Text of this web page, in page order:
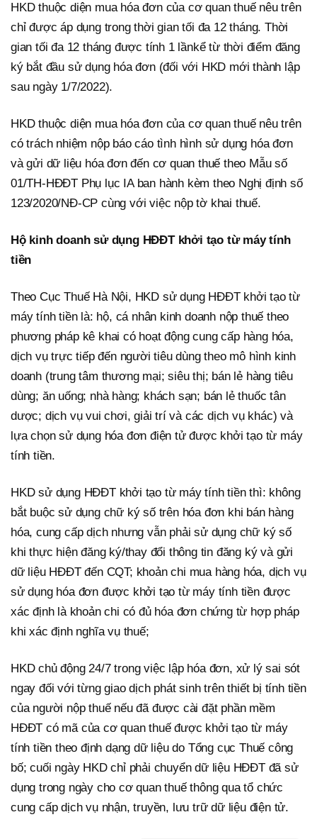
HKD thuộc diện mua hóa đơn của cơ quan thuế nêu trên
chỉ được áp dụng trong thời gian tối đa 12 tháng. Thời
gian tối đa 12 tháng được tính 1 lầnkể từ thời điểm đăng
ký bắt đầu sử dụng hóa đơn (đối với HKD mới thành lập
sau ngày 1/7/2022).
HKD thuộc diện mua hóa đơn của cơ quan thuế nêu trên
có trách nhiệm nộp báo cáo tình hình sử dụng hóa đơn
và gửi dữ liệu hóa đơn đến cơ quan thuế theo Mẫu số
01/TH-HĐĐT Phụ lục IA ban hành kèm theo Nghị định số
123/2020/NĐ-CP cùng với việc nộp tờ khai thuế.
Hộ kinh doanh sử dụng HĐĐT khởi tạo từ máy tính
tiền
Theo Cục Thuế Hà Nội, HKD sử dụng HĐĐT khởi tạo từ
máy tính tiền là: hộ, cá nhân kinh doanh nộp thuế theo
phương pháp kê khai có hoạt động cung cấp hàng hóa,
dịch vụ trực tiếp đến người tiêu dùng theo mô hình kinh
doanh (trung tâm thương mại; siêu thị; bán lẻ hàng tiêu
dùng; ăn uống; nhà hàng; khách sạn; bán lẻ thuốc tân
dược; dịch vụ vui chơi, giải trí và các dịch vụ khác) và
lựa chọn sử dụng hóa đơn điện tử được khởi tạo từ máy
tính tiền.
HKD sử dụng HĐĐT khởi tạo từ máy tính tiền thì: không
bắt buộc sử dụng chữ ký số trên hóa đơn khi bán hàng
hóa, cung cấp dịch nhưng vẫn phải sử dụng chữ ký số
khi thực hiện đăng ký/thay đổi thông tin đăng ký và gửi
dữ liệu HĐĐT đến CQT; khoản chi mua hàng hóa, dịch vụ
sử dụng hóa đơn được khởi tạo từ máy tính tiền được
xác định là khoản chi có đủ hóa đơn chứng từ hợp pháp
khi xác định nghĩa vụ thuế;
HKD chủ động 24/7 trong việc lập hóa đơn, xử lý sai sót
ngay đối với từng giao dịch phát sinh trên thiết bị tính tiền
của người nộp thuế nếu đã được cài đặt phần mềm
HĐĐT có mã của cơ quan thuế được khởi tạo từ máy
tính tiền theo định dạng dữ liệu do Tổng cục Thuế công
bố; cuối ngày HKD chỉ phải chuyển dữ liệu HĐĐT đã sử
dụng trong ngày cho cơ quan thuế thông qua tổ chức
cung cấp dịch vụ nhận, truyền, lưu trữ dữ liệu điện tử.